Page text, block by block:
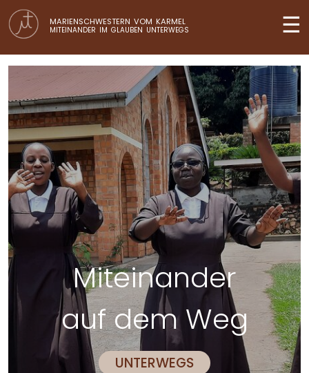
MARIENSCHWESTERN VOM KARMEL
MITEINANDER IM GLAUBEN UNTERWEGS ☰
nach
SPIRITUALITÄT